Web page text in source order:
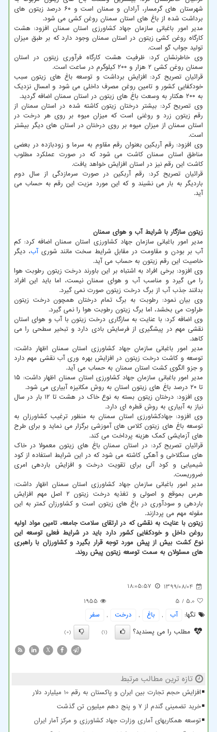
شهرستان های گرمسار، آرادان و سمنان است و ۶۰ درصد زیتون های
برداشت شده از باغ های استان سمنان روغن کشی می شود.
مدیر امور باغبانی سازمان جهاد کشاورزی استان سمنان افزود: هشت
کارگاه روغن کشی زیتون در استان سمنان وجود دارد که بر طبق میزان
تولید جواب گو است.
وی خاطرنشان کرد: ظرفیت هشت کارگاه فرآوری زیتون در استان
سمنان روغن کشی ۲ هزار و ۲۰۰ کیلوگرم در ساعت است.
قرائیان تصریح کرد: افزایش برداشت و توسعه باغ های زیتون سبب
خودکفایی کشور و تامین روغن مصرف داخلی می شود و امسال نزدیک
به ۲۰۰ هکتار به وسعت باغ های زیتون در استان سمنان اضافه گردید.
وی تصریح کرد: بیشتر درختان زیتون کاشته شده در استان سمنان از
رقم زیتون زرد و روغنی است که میزان میوه بر روی هر درخت در
استان سمنان از میزان میوه بر روی درختان در استان های دیگر بیشتر
است.
وی افزود: رقم آربکین بعنوان رقم مقاوم به سرما و زودبازده در بعضی
مناطق استان سمنان کاشت می شود که در صورت عملکرد مطلوب
کاشت این رقم نیز در استان افزایش خواهد یافت.
قرائیان تصریح کرد: رقم آربکین در صورت سرمازدگی از سال دوم
باردیگر به بار می نشیند و که این مورد مزیت این رقم به حساب می
آید.
زیتون سازگار با شرایط آب و هوای سمنان
مدیر امور باغبانی سازمان جهاد کشاورزی استان سمنان اضافه کرد: کم
آب بر بودن و مقاومت در مقابل شرایط سخت مانند شوری آب، دیگر
خاصیت این رقم زیتون به حساب می آید.
وی افزود: برخی افراد به اشتباه بر این باورند درخت زیتون رطوبت هوا
را می گیرد و مناسب آب و هوای سمنان نیست، اما باید این افراد
بدانند جذب آب از برگ درخت زیتون صورت نمی گیرد.
وی بیان نمود: رطوبت به برگ تمام درختان همچون درخت زیتون
طراوت می بخشد، اما برگ زیتون رطوبت هوا را نمی گیرد.
وی اضافه کرد: با عنایت به سازگاری درخت زیتون با آب و هوای استان
نقشی مهم در پیشگیری از فرسایش بادی دارد و تبخیر سطحی را می
کاهد.
مدیر امور باغبانی سازمان جهاد کشاورزی استان سمنان اظهار داشت:
توسعه و کاشت درخت زیتون در افزایش بهره وری آب نقشی مهم دارد
و جزو الگوی کشت استان سمنان به حساب می آید.
مدیر امور باغبانی سازمان جهاد کشاورزی استان سمنان اظهار داشت: ۱۵
تا ۲۰ درصد باغ های زیتون استان به روش مکانیزه آبیاری می شود.
وی افزود: درختان زیتون بسته به نوع خاک در هشت تا ۱۲ بار در سال
نیاز به آبیاری به روش قطره ای دارد.
وی افزود: جهادکشاورزی استان سمنان به منظور ترغیب کشاورزان به
توسعه باغ های زیتون کلاس های آموزشی برگزار می نماید و برای طرح
های آزمایشی کمک هزینه پرداخت می کند.
قرائیان تصریح کرد: در استان سمنان باغ های زیتون معمولا در خاک
های سنگلاخی و آهکی کاشته می شود که در این شرایط استفاده از کود
شیمیایی و کود آلی برای تقویت درخت و افزایش باردهی امری
ضروریست.
مدیر امور باغبانی سازمان جهاد کشاورزی استان سمنان اظهار داشت:
هرس بموقع و اصولی و تغذیه درخت زیتون ۲ اصل مهم افزایش
باردهی و سودآوری در باغ های زیتون است و کشاورزان کمتر به این
مقوله مهم می پردازند.
زیتون با عنایت به نقشی که در ارتقای سلامت جامعه، تامین مواد اولیه
روغن داخل و خودکفایی کشور دارد باید در شرایط فعلی توسعه این
نوع کشت بیش از پیش مورد توجه قرار بگیرد و کشاورزان با راهبری
های مسئولان به سمت توسعه زیتون پیش روند.
1399/08/04
18:05:57
5.0
/ 5
1955
تگها:
آب , باغ , درخت ,
سفر
مطلب را می پسندید؟
(1)
(0)
X
تازه ترین مطالب مرتبط
افزایش حجم تجارت بین ایران و پاکستان به رقم 10 میلیارد دلار
خرید تضمینی گندم از ۷ و پنج دهم میلیون تن گذشت
توسعه همکاریهای آماری وزارت جهاد کشاورزی و مرکز آمار ایران